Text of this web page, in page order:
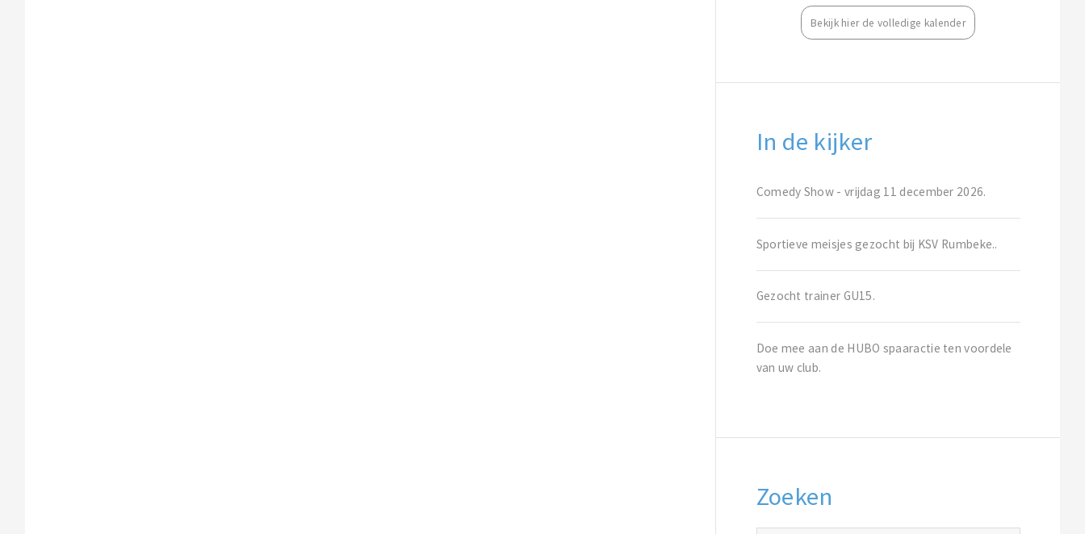
Bekijk hier de volledige kalender
In de kijker
Comedy Show - vrijdag 11 december 2026.
Sportieve meisjes gezocht bij KSV Rumbeke..
Gezocht trainer GU15.
Doe mee aan de HUBO spaaractie ten voordele
van uw club.
Zoeken